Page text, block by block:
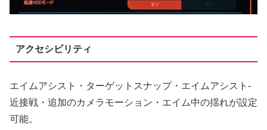
アクセシビリティ
エイムアシスト・ターゲットスナップ・エイムアシスト-
近接戦・追加のカメラモーション・エイム中の揺れが設定
可能。